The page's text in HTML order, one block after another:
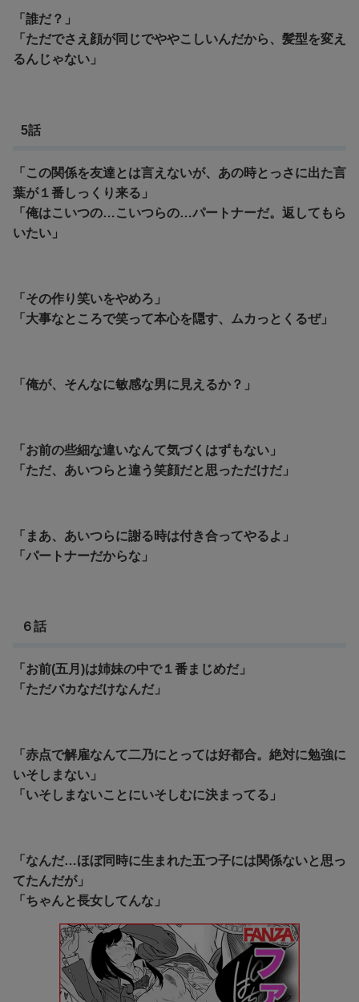
「誰だ？」
「ただでさえ顔が同じでややこしいんだから、髪型を変え
るんじゃない」
5話
「この関係を友達とは言えないが、あの時とっさに出た言
葉が１番しっくり来る」
「俺はこいつの…こいつらの…パートナーだ。返してもら
いたい」
「その作り笑いをやめろ」
「大事なところで笑って本心を隠す、ムカっとくるぜ」
「俺が、そんなに敏感な男に見えるか？」
「お前の些細な違いなんて気づくはずもない」
「ただ、あいつらと違う笑顔だと思っただけだ」
「まあ、あいつらに謝る時は付き合ってやるよ」
「パートナーだからな」
６話
「お前(五月)は姉妹の中で１番まじめだ」
「ただバカなだけなんだ」
「赤点で解雇なんて二乃にとっては好都合。絶対に勉強に
いそしまない」
「いそしまないことにいそしむに決まってる」
「なんだ…ほぼ同時に生まれた五つ子には関係ないと思っ
てたんだが」
「ちゃんと長女してんな」